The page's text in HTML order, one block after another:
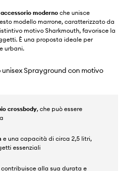
accessorio moderno che unisce
modello marrone, caratterizzato da
motivo Sharkmouth, favorisce la
È una proposta ideale per
urbani.
Sprayground con motivo
crossbody, che può essere
e una capacità di circa 2,5 litri,
essenziali
contribuisce alla sua durata e